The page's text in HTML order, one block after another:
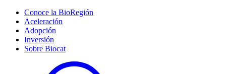
Conoce la BioRegión
Aceleración
Adopción
Inversión
Sobre Biocat